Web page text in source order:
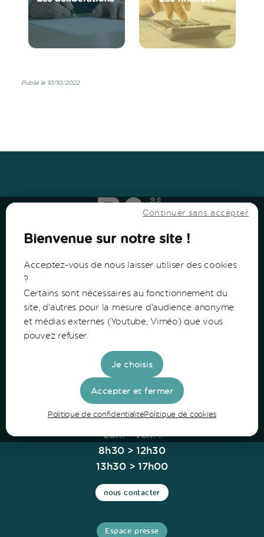
Publié le 10/10/2022
Communauté de Communes du Bazadais
Lieu-Dit Coucut
33430 Bazas
Tel: 05 56 25 28 81
Horaires
Lun. - Ven. :
8h30 > 12h30
13h30 > 17h00
nous contacter
Espace presse
Continuer sans accepter
Bienvenue sur notre site !
Acceptez-vous de nous laisser utiliser des cookies
?
Certains sont nécessaires au fonctionnement du
site, d'autres pour la mesure d'audience anonyme
et médias externes (Youtube, Viméo) que vous
pouvez refuser.
Je choisis
Accepter et fermer
Politique de confidentialitéPolitique de cookies